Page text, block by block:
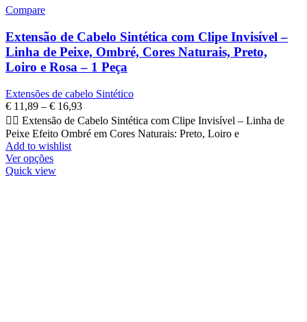
Compare
Extensão de Cabelo Sintética com Clipe Invisível –
Linha de Peixe, Ombré, Cores Naturais, Preto,
Loiro e Rosa – 1 Peça
Extensões de cabelo Sintético
€ 11,89 – € 16,93
💇‍♀️ Extensão de Cabelo Sintética com Clipe Invisível – Linha de
Peixe Efeito Ombré em Cores Naturais: Preto, Loiro e
Add to wishlist
Ver opções
Quick view